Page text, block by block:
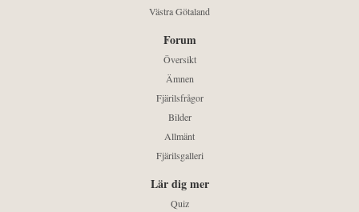
Västra Götaland
Forum
Översikt
Ämnen
Fjärilsfrågor
Bilder
Allmänt
Fjärilsgalleri
Lär dig mer
Quiz